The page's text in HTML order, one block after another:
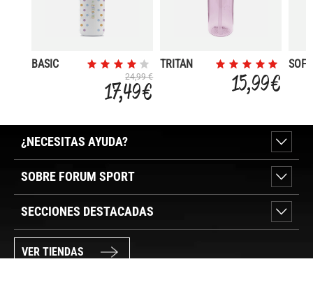
BASIC
BAMBOO
24,99 €
17,49 €
TRITAN
15,99 €
¿NECESITAS AYUDA?
SOBRE FORUM SPORT
SECCIONES DESTACADAS
VER TIENDAS